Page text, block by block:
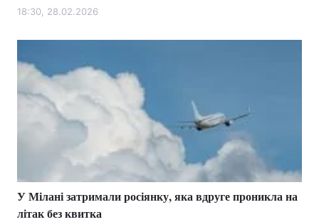
18:30, 28.02.2026
У Мілані затримали росіянку, яка вдруге проникла на
літак без квитка